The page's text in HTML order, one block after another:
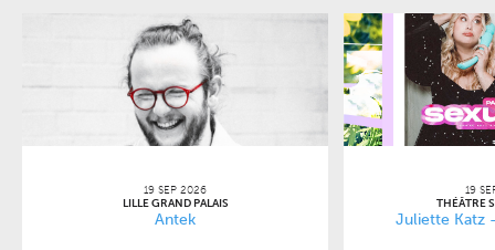
19 SEP 2026
LILLE GRAND PALAIS
Antek
19
THÉÂTRE
Juliette Katz